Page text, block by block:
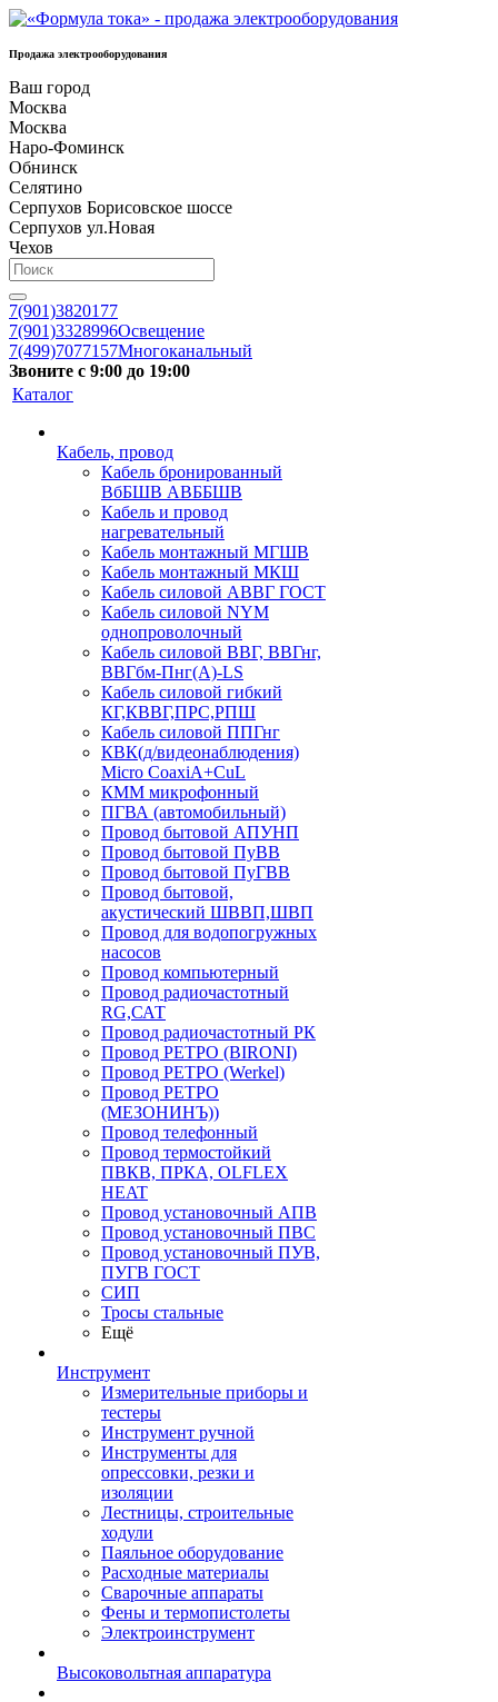
Продажа электрооборудования
Ваш город
Москва
Москва
Наро-Фоминск
Обнинск
Селятино
Серпухов Борисовское шоссе
Серпухов ул.Новая
Чехов
7(901)3820177
7(901)3328996Освещение
7(499)7077157Многоканальный
Звоните с 9:00 до 19:00
Каталог
Кабель, провод
Кабель бронированный
ВбБШВ АВББШВ
Кабель и провод
нагревательный
Кабель монтажный МГШВ
Кабель монтажный МКШ
Кабель силовой АВВГ ГОСТ
Кабель силовой NYM
однопроволочный
Кабель силовой ВВГ, ВВГнг,
ВВГбм-Пнг(А)-LS
Кабель силовой гибкий
КГ,КВВГ,ПРС,РПШ
Кабель силовой ППГнг
КВК(д/видеонаблюдения)
Micro CoaxiA+CuL
КММ микрофонный
ПГВА (автомобильный)
Провод бытовой АПУНП
Провод бытовой ПуВВ
Провод бытовой ПуГВВ
Провод бытовой,
акустический ШВВП,ШВП
Провод для водопогружных
насосов
Провод компьютерный
Провод радиочастотный
RG,САТ
Провод радиочастотный РК
Провод РЕТРО (BIRONI)
Провод РЕТРО (Werkel)
Провод РЕТРО
(МЕЗОНИНЪ))
Провод телефонный
Провод термостойкий
ПВКВ, ПРКА, OLFLEX
HEAT
Провод установочный АПВ
Провод установочный ПВС
Провод установочный ПУВ,
ПУГВ ГОСТ
СИП
Тросы стальные
Ещё
Инструмент
Измерительные приборы и
тестеры
Инструмент ручной
Инструменты для
опрессовки, резки и
изоляции
Лестницы, строительные
ходули
Паяльное оборудование
Расходные материалы
Сварочные аппараты
Фены и термопистолеты
Электроинструмент
Высоковольтная аппаратура